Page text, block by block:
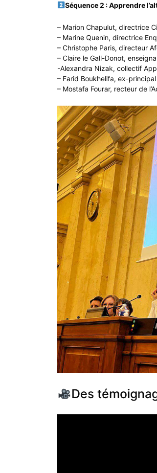
Séquence 2 : Apprendre
– Marion Chapulut, directrice
– Marine Quenin, directrice
– Christophe Paris, directeur
– Claire le Gall-Donot,
-Alexandra Nizak, collectif
– Farid Boukhelifa, ex-
– Mostafa Fourar, recteur de
Des